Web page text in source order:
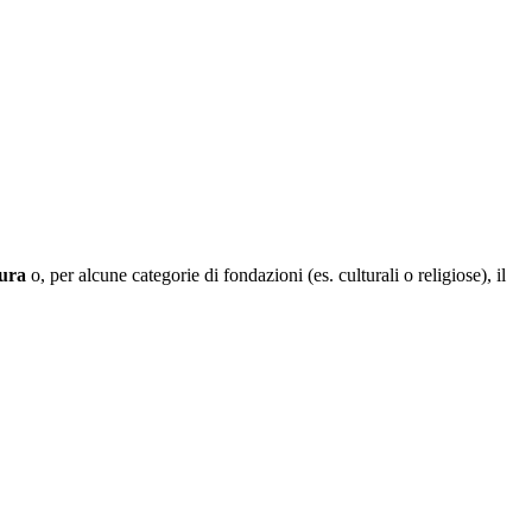
o, per alcune categorie di fondazioni (es. culturali o religiose), il